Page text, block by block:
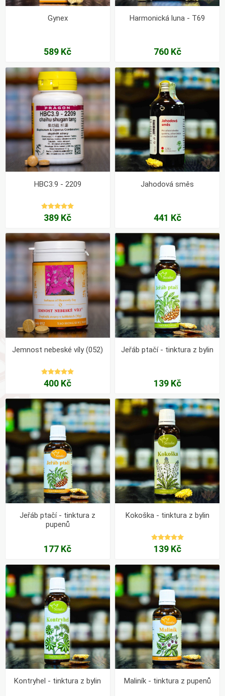
Gynex
589 Kč
Harmonická luna - T69
760 Kč
HBC3.9 - 2209
389 Kč
Jahodová směs
441 Kč
Jemnost nebeské víly (052)
400 Kč
Jeřáb ptačí - tinktura z bylin
139 Kč
Jeřáb ptačí - tinktura z
pupenů
177 Kč
Kokoška - tinktura z bylin
139 Kč
Kontryhel - tinktura z bylin Maliník - tinktura z pupenů